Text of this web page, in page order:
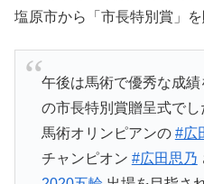
塩原市から「市長特別賞」
午後は馬術で優秀な成
の市長特別賞贈呈式で
馬術オリンピアンの #広
チャンピオン #広田思乃